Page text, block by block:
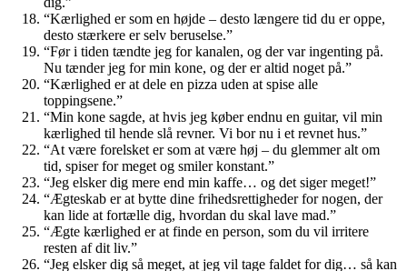
“Kærlighed er som en højde – desto længere tid du er oppe,
desto stærkere er selv beruselse.”
“Før i tiden tændte jeg for kanalen, og der var ingenting på.
Nu tænder jeg for min kone, og der er altid noget på.”
“Kærlighed er at dele en pizza uden at spise alle
toppingsene.”
“Min kone sagde, at hvis jeg køber endnu en guitar, vil min
kærlighed til hende slå revner. Vi bor nu i et revnet hus.”
“At være forelsket er som at være høj – du glemmer alt om
tid, spiser for meget og smiler konstant.”
“Jeg elsker dig mere end min kaffe… og det siger meget!”
“Ægteskab er at bytte dine frihedsrettigheder for nogen, der
kan lide at fortælle dig, hvordan du skal lave mad.”
“Ægte kærlighed er at finde en person, som du vil irritere
resten af dit liv.”
“Jeg elsker dig så meget, at jeg vil tage faldet for dig… så kan